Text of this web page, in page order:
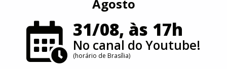
Agosto
31/08, às 17h
No canal do Youtube!
(horário de Brasília)